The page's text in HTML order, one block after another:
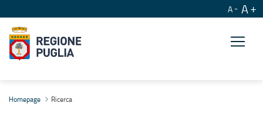
A A
Homepage Ricerca